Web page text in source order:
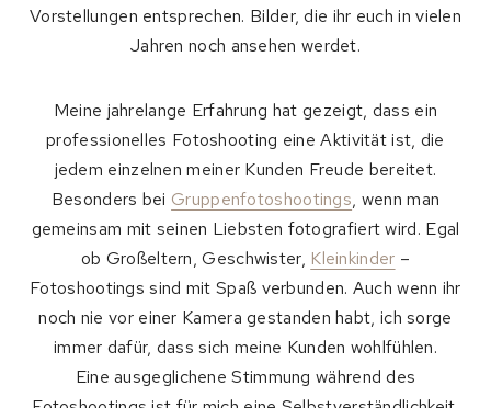
Vorstellungen entsprechen. Bilder, die ihr euch in vielen
Jahren noch ansehen werdet.
Meine jahrelange Erfahrung hat gezeigt, dass ein
professionelles Fotoshooting eine Aktivität ist, die
jedem einzelnen meiner Kunden Freude bereitet.
Besonders bei Gruppenfotoshootings, wenn man
gemeinsam mit seinen Liebsten fotografiert wird. Egal
ob Großeltern, Geschwister, Kleinkinder –
Fotoshootings sind mit Spaß verbunden. Auch wenn ihr
noch nie vor einer Kamera gestanden habt, ich sorge
immer dafür, dass sich meine Kunden wohlfühlen.
Eine ausgeglichene Stimmung während des